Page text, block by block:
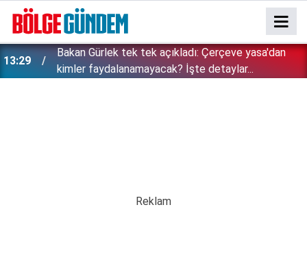
13:29
Bakan Gürlek tek tek açıkladı: Çerçeve yasa'dan
kimler faydalanamayacak? İşte detaylar...